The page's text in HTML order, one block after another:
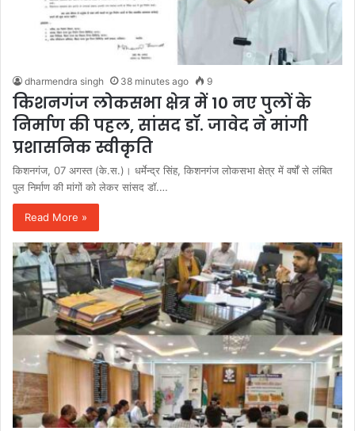
dharmendra singh 38 minutes ago 9
किशनगंज लोकसभा क्षेत्र में 10 नए पुलों के
निर्माण की पहल, सांसद डॉ. जावेद ने मांगी
प्रशासनिक स्वीकृति
किशनगंज, 07 अगस्त (के.स.)। धर्मेन्द्र सिंह, किशनगंज लोकसभा क्षेत्र में वर्षों से लंबित
पुल निर्माण की मांगों को लेकर सांसद डॉ.…
Read More »